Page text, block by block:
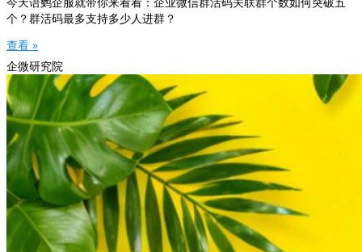
个？群活码最多支持多少人进群？
查看 »
企微研究院